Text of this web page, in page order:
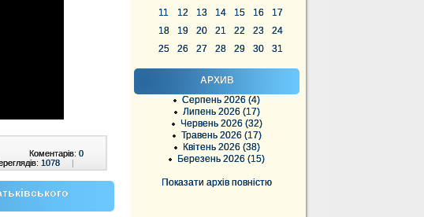
11
12 13 14 15 16
17
18
19 20 21 22 23
24
25
26 27 28 29 30 31
АРХИВ
Серпень 2026 (4)
Липень 2026 (17)
Червень 2026 (32)
Травень 2026 (17)
Квітень 2026 (38)
Березень 2026 (15)
Показати архів повністю
Коментарів: 0
1078 |